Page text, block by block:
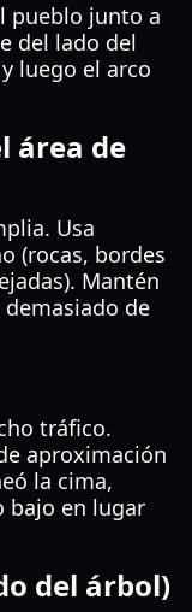
pueblo junto a
del lado del
luego el arco
área de
Usa
(rocas, bordes
Mantén
de
tráfico.
aproximación
la cima,
bajo en lugar
del árbol)